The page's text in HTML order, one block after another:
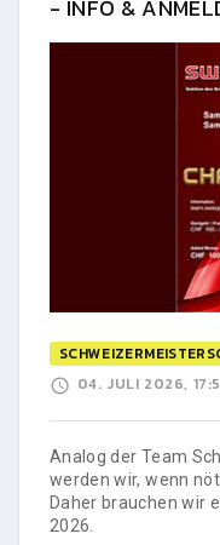
- INFO &
04. JULI 2026,
Analog der Team
werden wir, wenn
Daher brauchen wir
2026.